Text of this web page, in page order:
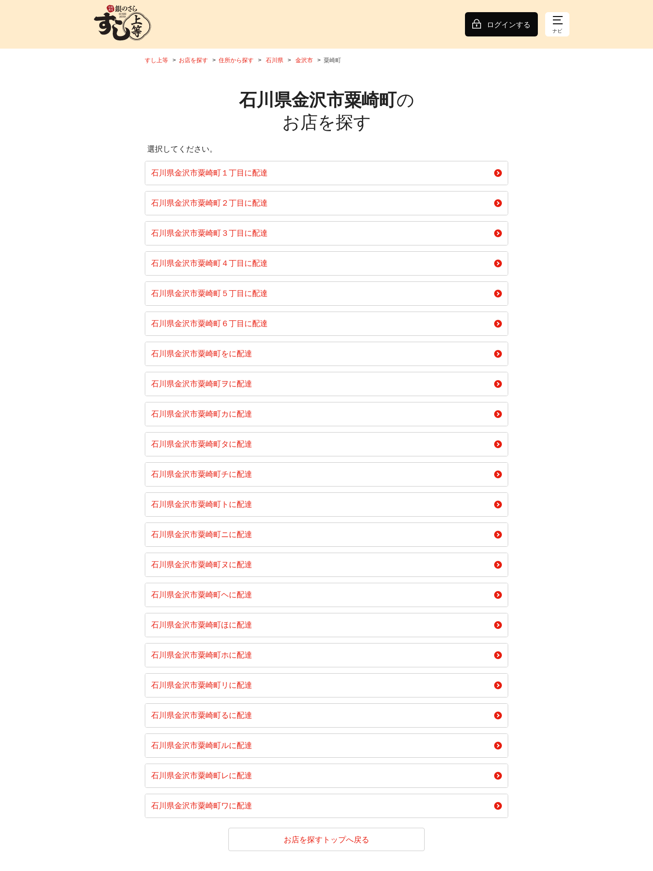
ログインする
ナビ
すし上等 お店を探す 住所から探す 石川県 金沢市 粟崎町
石川県金沢市粟崎町の
お店を探す
選択してください。
石川県金沢市粟崎町１丁目に配達
石川県金沢市粟崎町２丁目に配達
石川県金沢市粟崎町３丁目に配達
石川県金沢市粟崎町４丁目に配達
石川県金沢市粟崎町５丁目に配達
石川県金沢市粟崎町６丁目に配達
石川県金沢市粟崎町をに配達
石川県金沢市粟崎町ヲに配達
石川県金沢市粟崎町カに配達
石川県金沢市粟崎町タに配達
石川県金沢市粟崎町チに配達
石川県金沢市粟崎町トに配達
石川県金沢市粟崎町ニに配達
石川県金沢市粟崎町ヌに配達
石川県金沢市粟崎町ヘに配達
石川県金沢市粟崎町ほに配達
石川県金沢市粟崎町ホに配達
石川県金沢市粟崎町リに配達
石川県金沢市粟崎町るに配達
石川県金沢市粟崎町ルに配達
石川県金沢市粟崎町レに配達
石川県金沢市粟崎町ワに配達
お店を探すトップへ戻る